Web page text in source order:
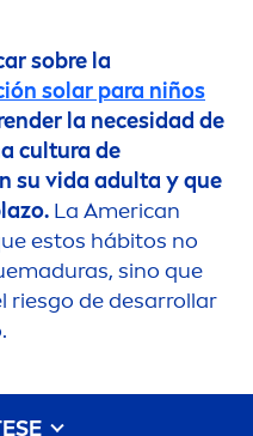
sobre la
solar para niños
la necesidad de
cultura de
su vida adulta y que
La American
estos hábitos no
sino que
riesgo de desarrollar